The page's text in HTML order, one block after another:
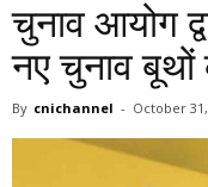
चुनाव आयोग
नए चुनाव बूथों
By cnichannel - October